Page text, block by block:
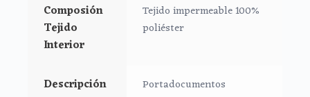
agua fría jabones no abrasivos y secado al natural.
Bolsillos interiores en los dos lados, y para mayor
comodidad y que no te falte de nada lleva en el
apuntar tus citas.
Composión
Tejido
Interior
Tejido impermeable 100%
poliéster
Descripción Portadocumentos